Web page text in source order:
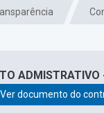
Ver documento do